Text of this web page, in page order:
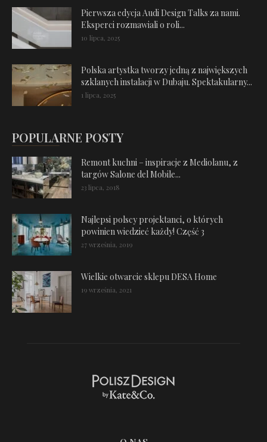
Pierwsza edycja Audi Design Talks za nami.
Eksperci rozmawiali o roli...
10 lipca, 2025
Polska artystka tworzy jedną z największych
szklanych instalacji w Dubaju. Spektakularny...
1 lipca, 2025
POPULARNE POSTY
Remont kuchni – inspiracje z Mediolanu, z
targów Salone del Mobile...
23 lipca, 2018
Najlepsi polscy projektanci, o których
powinien wiedzieć każdy! Część 3
27 września, 2019
Wielkie otwarcie sklepu DESA Home
19 września, 2021